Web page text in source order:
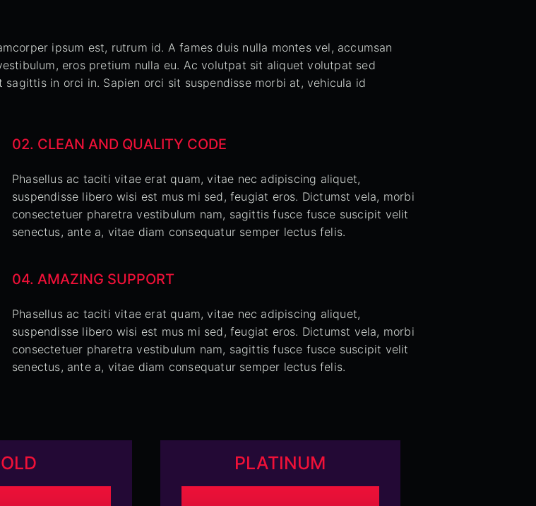
ipsum est, rutrum id. A fames duis nulla montes vel, accumsan
eros pretium nulla eu. Ac volutpat sit aliquet volutpat sed
in orci in. Sapien orci sit suspendisse morbi at, vehicula id
02. CLEAN AND QUALITY CODE
Phasellus ac taciti vitae erat quam, vitae nec adipiscing aliquet,
suspendisse libero wisi est mus mi sed, feugiat eros. Dictumst vela, morbi
consectetuer pharetra vestibulum nam, sagittis fusce fusce suscipit velit
senectus, ante a, vitae diam consequatur semper lectus felis.
04. AMAZING SUPPORT
Phasellus ac taciti vitae erat quam, vitae nec adipiscing aliquet,
suspendisse libero wisi est mus mi sed, feugiat eros. Dictumst vela, morbi
consectetuer pharetra vestibulum nam, sagittis fusce fusce suscipit velit
senectus, ante a, vitae diam consequatur semper lectus felis.
PLATINUM